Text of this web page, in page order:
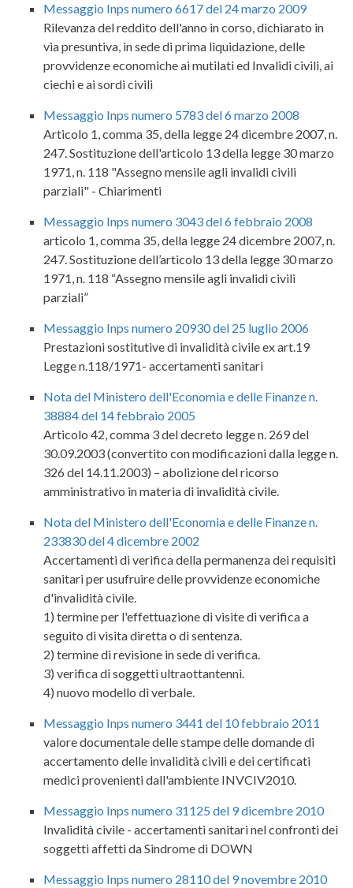
Messaggio Inps numero 6617 del 24 marzo 2009
Rilevanza del reddito dell'anno in corso, dichiarato in
via presuntiva, in sede di prima liquidazione, delle
provvidenze economiche ai mutilati ed Invalidi civili, ai
ciechi e ai sordi civili
Messaggio Inps numero 5783 del 6 marzo 2008
Articolo 1, comma 35, della legge 24 dicembre 2007, n.
247. Sostituzione dell'articolo 13 della legge 30 marzo
1971, n. 118 "Assegno mensile agli invalidi civili
parziali" - Chiarimenti
Messaggio Inps numero 3043 del 6 febbraio 2008
articolo 1, comma 35, della legge 24 dicembre 2007, n.
247. Sostituzione dell’articolo 13 della legge 30 marzo
1971, n. 118 “Assegno mensile agli invalidi civili
parziali”
Messaggio Inps numero 20930 del 25 luglio 2006
Prestazioni sostitutive di invalidità civile ex art.19
Legge n.118/1971- accertamenti sanitari
Nota del Ministero dell'Economia e delle Finanze n.
38884 del 14 febbraio 2005
Articolo 42, comma 3 del decreto legge n. 269 del
30.09.2003 (convertito con modificazioni dalla legge n.
326 del 14.11.2003) – abolizione del ricorso
amministrativo in materia di invalidità civile.
Nota del Ministero dell'Economia e delle Finanze n.
233830 del 4 dicembre 2002
Accertamenti di verifica della permanenza dei requisiti
sanitari per usufruire delle provvidenze economiche
d'invalidità civile.
1) termine per l'effettuazione di visite di verifica a
seguito di visita diretta o di sentenza.
2) termine di revisione in sede di verifica.
3) verifica di soggetti ultraottantenni.
4) nuovo modello di verbale.
Messaggio Inps numero 3441 del 10 febbraio 2011
valore documentale delle stampe delle domande di
accertamento delle invalidità civili e dei certificati
medici provenienti dall'ambiente INVCIV2010.
Messaggio Inps numero 31125 del 9 dicembre 2010
Invalidità civile - accertamenti sanitari nel confronti dei
soggetti affetti da Sindrome di DOWN
Messaggio Inps numero 28110 del 9 novembre 2010